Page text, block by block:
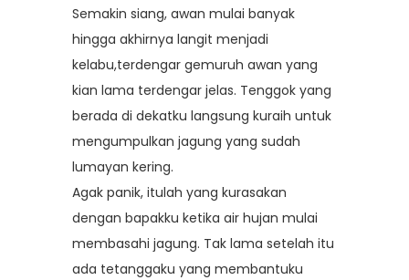
Semakin siang, awan mulai banyak
hingga akhirnya langit menjadi
kelabu,terdengar gemuruh awan yang
kian lama terdengar jelas. Tenggok yang
berada di dekatku langsung kuraih untuk
mengumpulkan jagung yang sudah
lumayan kering.
Agak panik, itulah yang kurasakan
dengan bapakku ketika air hujan mulai
membasahi jagung. Tak lama setelah itu
ada tetanggaku yang membantuku